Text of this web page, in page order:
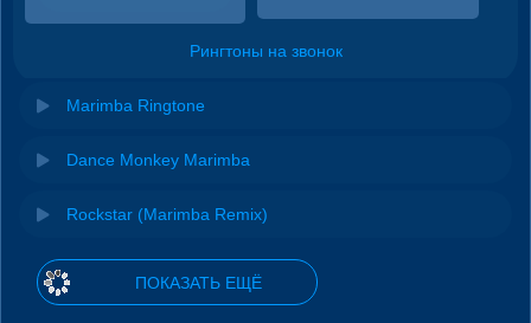
Рингтоны на звонок
Marimba Ringtone
Dance Monkey Marimba
Rockstar (Marimba Remix)
ПОКАЗАТЬ ЕЩЁ